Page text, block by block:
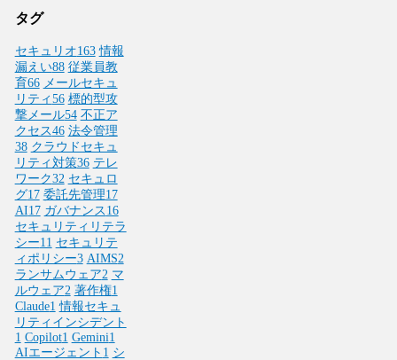
タグ
セキュリオ163 情報
漏えい88 従業員教
育66 メールセキュ
リティ 56 標的型攻
撃メール54 不正ア
クセス46 法令管理
38 クラウドセキュ
リティ対策36 テレ
ワーク32 セキュロ
グ17 委託先管理17
AI17 ガバナンス 16
セキュリティリテラ
シー11 セキュリテ
ィポリシー3 AIMS2
ランサムウェア2 マ
ルウェア2 著作権1
Claude1 情報セキュ
リティインシデント
1 Copilot1 Gemini1
AIエージェント 1 シ